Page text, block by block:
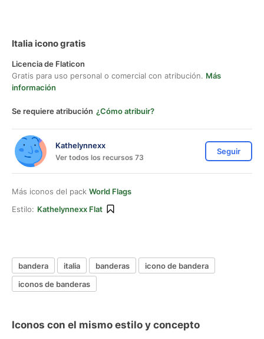
Italia icono gratis
Licencia de Flaticon
Gratis para uso personal o comercial con atribución. Más
información
Se requiere atribución ¿Cómo atribuir?
Kathelynnexx
Ver todos los recursos 73
Seguir
Más iconos del pack World Flags
Estilo: Kathelynnexx Flat
bandera italia banderas
icono de bandera
iconos de banderas
Iconos con el mismo estilo y concepto